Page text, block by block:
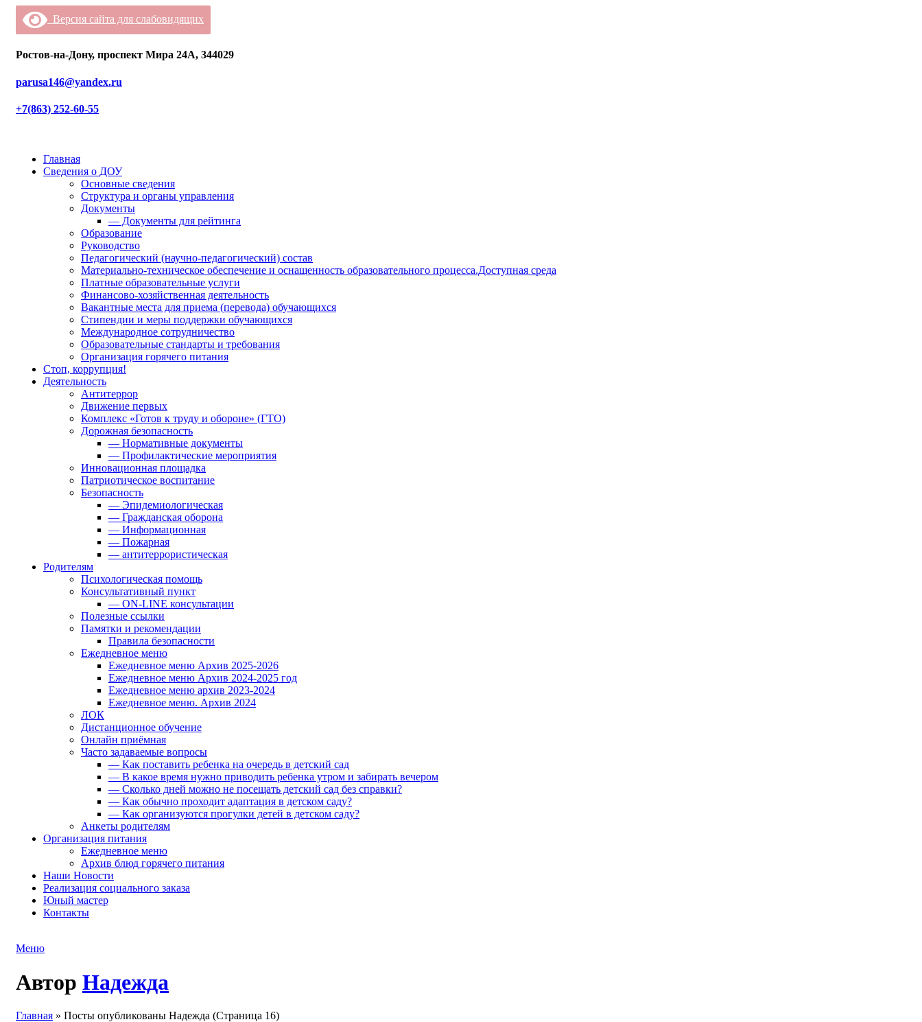
Версия сайта для слабовидящих
Ростов-на-Дону, проспект Мира 24А, 344029
parusa146@yandex.ru
+7(863) 252-60-55
Главная
Сведения о ДОУ
Основные сведения
Структура и органы управления
Документы
— Документы для рейтинга
Образование
Руководство
Педагогический (научно-педагогический) состав
Материально-техническое обеспечение и оснащенность образовательного процесса.Доступная среда
Платные образовательные услуги
Финансово-хозяйственная деятельность
Вакантные места для приема (перевода) обучающихся
Стипендии и меры поддержки обучающихся
Международное сотрудничество
Образовательные стандарты и требования
Организация горячего питания
Стоп, коррупция!
Деятельность
Антитеррор
Движение первых
Комплекс «Готов к труду и обороне» (ГТО)
Дорожная безопасность
— Нормативные документы
— Профилактические мероприятия
Инновационная площадка
Патриотическое воспитание
Безопасность
— Эпидемиологическая
— Гражданская оборона
— Информационная
— Пожарная
— антитеррористическая
Родителям
Психологическая помощь
Консультативный пункт
— ON-LINE консультации
Полезные ссылки
Памятки и рекомендации
Правила безопасности
Ежедневное меню
Ежедневное меню Архив 2025-2026
Ежедневное меню Архив 2024-2025 год
Ежедневное меню архив 2023-2024
Ежедневное меню. Архив 2024
ЛОК
Дистанционное обучение
Онлайн приёмная
Часто задаваемые вопросы
— Как поставить ребенка на очередь в детский сад
— В какое время нужно приводить ребенка утром и забирать вечером
— Сколько дней можно не посещать детский сад без справки?
— Как обычно проходит адаптация в детском саду?
— Как организуются прогулки детей в детском саду?
Анкеты родителям
Организация питания
Ежедневное меню
Архив блюд горячего питания
Наши Новости
Реализация социального заказа
Юный мастер
Контакты
Меню
Автор Надежда
Главная » Посты опубликованы Надежда (Страница 16)